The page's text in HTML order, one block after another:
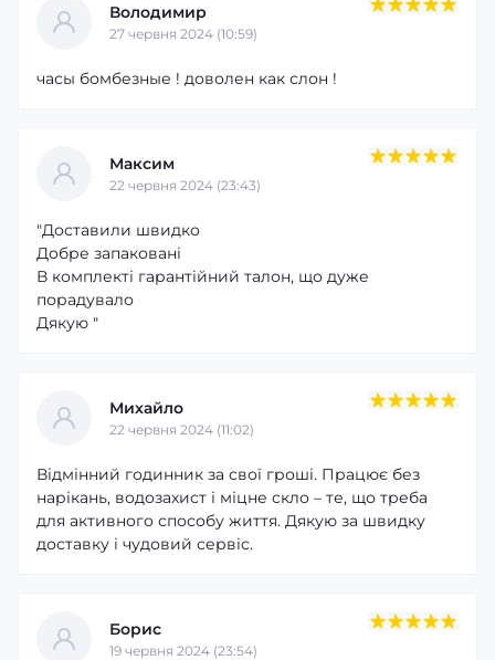
Володимир
27 червня 2024 (10:59)
часы бомбезные ! доволен как слон !
Максим
22 червня 2024 (23:43)
"Доставили швидко
Добре запаковані
В комплекті гарантійний талон, що дуже
порадувало
Дякую "
Михайло
22 червня 2024 (11:02)
Відмінний годинник за свої гроші. Працює без
нарікань, водозахист і міцне скло – те, що треба
для активного способу життя. Дякую за швидку
доставку і чудовий сервіс.
Борис
19 червня 2024 (23:54)